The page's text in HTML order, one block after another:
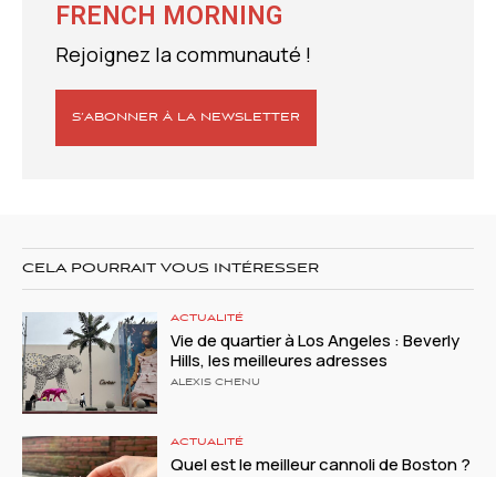
FRENCH MORNING
Rejoignez la communauté !
S’ABONNER À LA NEWSLETTER
CELA POURRAIT VOUS INTÉRESSER
ACTUALITÉ
Vie de quartier à Los Angeles : Beverly
Hills, les meilleures adresses
ALEXIS CHENU
ACTUALITÉ
Quel est le meilleur cannoli de Boston ?